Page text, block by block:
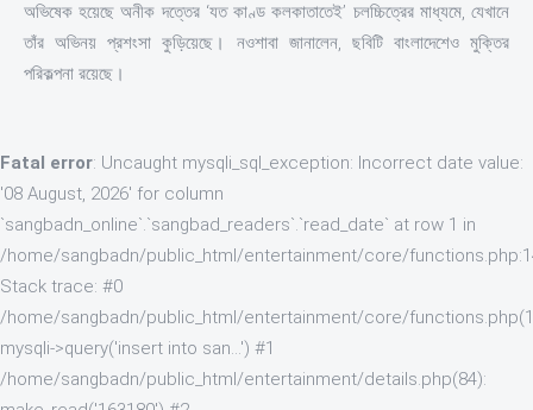
অভিষেক হয়েছে অনীক দত্তের ‘যত কাণ্ড কলকাতাতেই’ চলচ্চিত্রের মাধ্যমে, যেখানে
তাঁর অভিনয় প্রশংসা কুড়িয়েছে। নওশাবা জানালেন, ছবিটি বাংলাদেশেও মুক্তির
পরিকল্পনা রয়েছে।
Fatal error: Uncaught mysqli_sql_exception: Incorrect date value:
'08 August, 2026' for column
`sangbadn_online`.`sangbad_readers`.`read_date` at row 1 in
/home/sangbadn/public_html/entertainment/core/
Stack trace: #0
/home/sangbadn/public_html/entertainment/core/
mysqli->query('insert into san...') #1
/home/sangbadn/public_html/entertainment/details.php(84):